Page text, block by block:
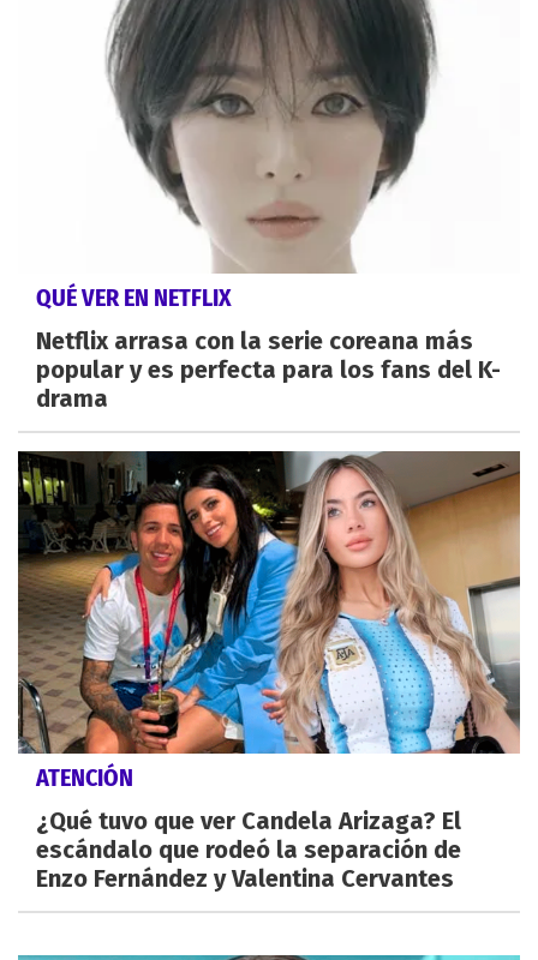
QUÉ VER EN NETFLIX
Netflix arrasa con la serie coreana más
popular y es perfecta para los fans del K-
drama
ATENCIÓN
¿Qué tuvo que ver Candela Arizaga? El
escándalo que rodeó la separación de
Enzo Fernández y Valentina Cervantes